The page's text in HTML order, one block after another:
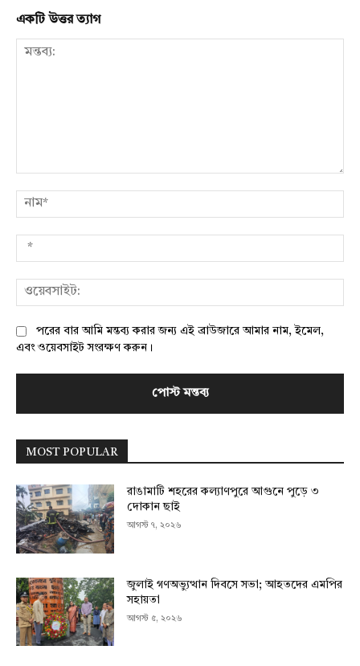
একটি উত্তর ত্যাগ
পরের বার আমি মন্তব্য করার জন্য এই ব্রাউজারে আমার নাম, ইমেল,
এবং ওয়েবসাইট সংরক্ষণ করুন।
MOST POPULAR
রাঙামাটি শহরের কল্যাণপুরে আগুনে পুড়ে ৩
দোকান ছাই
আগস্ট ৭, ২০২৬
জুলাই গণঅভ্যুত্থান দিবসে সভা; আহতদের এমপির
সহায়তা
আগস্ট ৫, ২০২৬